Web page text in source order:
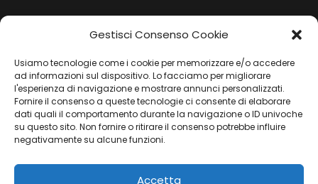
Gestisci Consenso Cookie
Usiamo tecnologie come i cookie per memorizzare e/o accedere
ad informazioni sul dispositivo. Lo facciamo per migliorare
l'esperienza di navigazione e mostrare annunci personalizzati.
Fornire il consenso a queste tecnologie ci consente di elaborare
dati quali il comportamento durante la navigazione o ID univoche
su questo sito. Non fornire o ritirare il consenso potrebbe influire
negativamente su alcune funzioni.
Accetta
CONCORDE
AUTOCHIAVARI
Gruppo Carfin SPA |P.IVA: 03859710109 |Sede Legale:
Via L. Perini 50 - 16152 Genova | © 2025
PRIVACY POLICY|COOKIES POLICY